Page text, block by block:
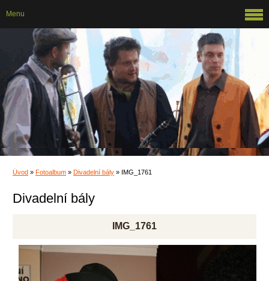
Úvod » Fotoalbum » Divadelní bály » IMG_1761
Divadelní bály
IMG_1761
Menu